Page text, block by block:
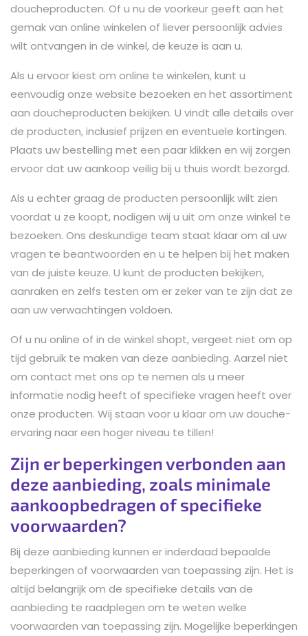
doucheproducten. Of u nu de voorkeur geeft aan het
gemak van online winkelen of liever persoonlijk advies
wilt ontvangen in de winkel, de keuze is aan u.
Als u ervoor kiest om online te winkelen, kunt u
eenvoudig onze website bezoeken en het assortiment
aan doucheproducten bekijken. U vindt alle details over
de producten, inclusief prijzen en eventuele kortingen.
Plaats uw bestelling met een paar klikken en wij zorgen
ervoor dat uw aankoop veilig bij u thuis wordt bezorgd.
Als u echter graag de producten persoonlijk wilt zien
voordat u ze koopt, nodigen wij u uit om onze winkel te
bezoeken. Ons deskundige team staat klaar om al uw
vragen te beantwoorden en u te helpen bij het maken
van de juiste keuze. U kunt de producten bekijken,
aanraken en zelfs testen om er zeker van te zijn dat ze
aan uw verwachtingen voldoen.
Of u nu online of in de winkel shopt, vergeet niet om op
tijd gebruik te maken van deze aanbieding. Aarzel niet
om contact met ons op te nemen als u meer
informatie nodig heeft of specifieke vragen heeft over
onze producten. Wij staan voor u klaar om uw douche-
ervaring naar een hoger niveau te tillen!
Zijn er beperkingen verbonden aan
deze aanbieding, zoals minimale
aankoopbedragen of specifieke
voorwaarden?
Bij deze aanbieding kunnen er inderdaad bepaalde
beperkingen of voorwaarden van toepassing zijn. Het is
altijd belangrijk om de specifieke details van de
aanbieding te raadplegen om te weten welke
voorwaarden van toepassing zijn. Mogelijke beperkingen